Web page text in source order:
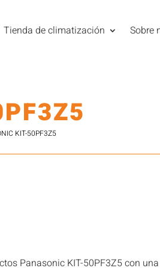
Tienda de climatización Sobre
KIT-50PF3Z5
Panasonic KIT-50PF3Z5 con